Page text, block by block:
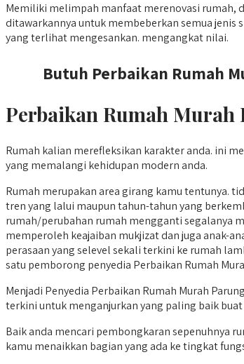
Memiliki melimpah manfaat merenovasi rumah,
ditawarkannya untuk membeberkan semua
yang terlihat mengesankan. mengangkat nilai.
Butuh Perbaikan Rumah
Perbaikan Rumah Murah
Rumah kalian merefleksikan karakter anda. ini
yang memalangi kehidupan modern anda.
Rumah merupakan area girang kamu tentunya.
tren yang lalui maupun tahun-tahun yang
rumah/perubahan rumah mengganti segalanya
memperoleh keajaiban mukjizat dan juga anak-
perasaan yang selevel sekali terkini ke rumah
satu pemborong penyedia Perbaikan Rumah
Menjadi Penyedia Perbaikan Rumah Murah
terkini untuk menganjurkan yang paling baik
Baik anda mencari pembongkaran sepenuhnya
kamu menaikkan bagian yang ada ke tingkat